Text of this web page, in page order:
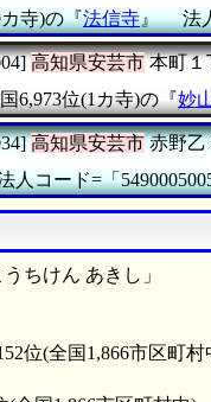
寺)の『法信寺』 法
高知県安芸市本町１
6,973位(1カ寺)の『妙
高知県安芸市赤野乙
人コード=「
ちけん あきし」
位(全国1,866市区町村